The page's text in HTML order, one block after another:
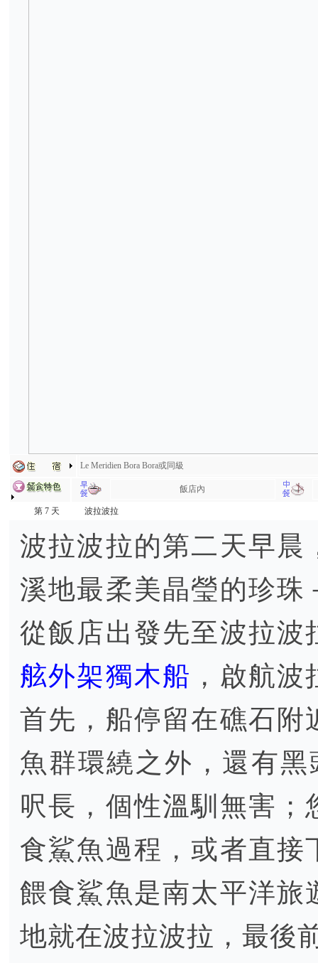
Le Meridien Bora Bora或同級
飯店內
第 7 天 波拉波拉
波拉波拉的第二天早晨
溪地最柔美晶瑩的珍珠
從飯店出發先至波拉波
舷外架獨木船 ，啟航
首先，船停留在礁石附
魚群環繞之外，還有
呎長，個性溫馴無害
食鯊魚過程，或者直接
餵食鯊魚是南太平洋旅
地就在波拉波拉，最後